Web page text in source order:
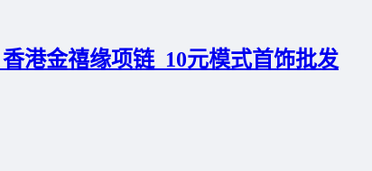
港金禧缘项链_10元模式首饰批发